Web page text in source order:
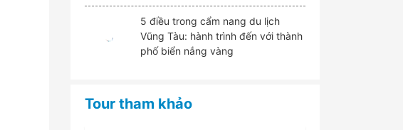
5 điều trong cẩm nang du lịch
Vũng Tàu: hành trình đến với thành
phố biển nắng vàng
Tour tham khảo